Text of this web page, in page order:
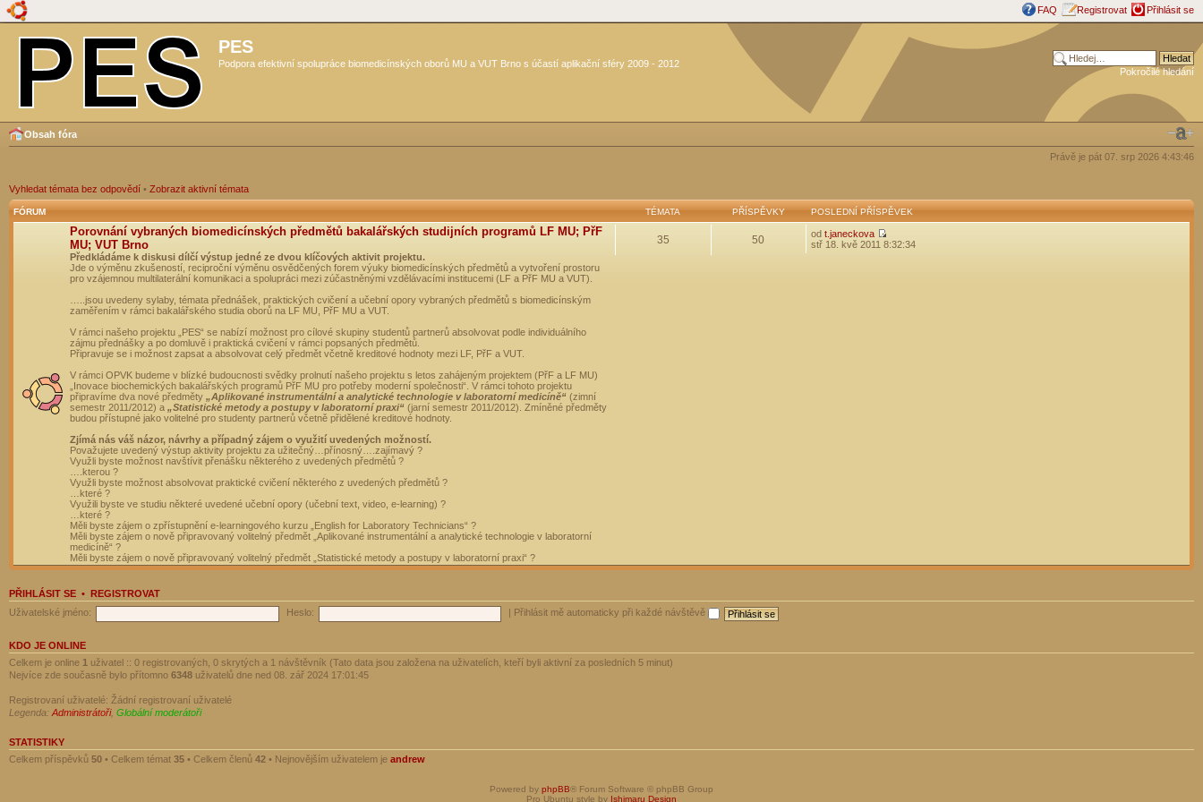
FAQ Registrovat Přihlásit se
PES
Podpora efektivní spolupráce biomedicínských oborů MU a VUT Brno s účastí aplikační sféry 2009 - 2012
Pokročilé hledání
Obsah fóra
Právě je pát 07. srp 2026 4:43:46
Vyhledat témata bez odpovědí • Zobrazit aktivní témata
FÓRUM TÉMATA PŘÍSPĚVKY POSLEDNÍ PŘÍSPĚVEK
Porovnání vybraných biomedicínských předmětů bakalářských studijních programů LF MU; PřF
MU; VUT Brno
Předkládáme k diskusi dílčí výstup jedné ze dvou klíčových aktivit projektu.
Jde o výměnu zkušeností, reciproční výměnu osvědčených forem výuky biomedicínských předmětů a vytvoření prostoru
pro vzájemnou multilaterální komunikaci a spolupráci mezi zúčastněnými vzdělávacími institucemi (LF a PřF MU a VUT).
…..jsou uvedeny sylaby, témata přednášek, praktických cvičení a učební opory vybraných předmětů s biomedicínským
zaměřením v rámci bakalářského studia oborů na LF MU, PřF MU a VUT.
V rámci našeho projektu „PES“ se nabízí možnost pro cílové skupiny studentů partnerů absolvovat podle individuálního
zájmu přednášky a po domluvě i praktická cvičení v rámci popsaných předmětů.
Připravuje se i možnost zapsat a absolvovat celý předmět včetně kreditové hodnoty mezi LF, PřF a VUT.
V rámci OPVK budeme v blízké budoucnosti svědky prolnutí našeho projektu s letos zahájeným projektem (PřF a LF MU)
„Inovace biochemických bakalářských programů PřF MU pro potřeby moderní společnosti“. V rámci tohoto projektu
připravíme dva nové předměty „Aplikované instrumentální a analytické technologie v laboratorní medicíně“ (zimní
semestr 2011/2012) a „Statistické metody a postupy v laboratorní praxi“ (jarní semestr 2011/2012). Zmíněné předměty
budou přístupné jako volitelné pro studenty partnerů včetně přidělené kreditové hodnoty.
Zjímá nás váš názor, návrhy a případný zájem o využití uvedených možností.
Považujete uvedený výstup aktivity projektu za užitečný…přínosný….zajímavý ?
Využli byste možnost navštívit přenášku některého z uvedených předmětů ?
….kterou ?
Využli byste možnost absolvovat praktické cvičení některého z uvedených předmětů ?
…které ?
Využili byste ve studiu některé uvedené učební opory (učební text, video, e-learning) ?
…které ?
Měli byste zájem o zpřístupnění e-learningového kurzu „English for Laboratory Technicians“ ?
Měli byste zájem o nově připravovaný volitelný předmět „Aplikované instrumentální a analytické technologie v laboratorní
medicíně“ ?
Měli byste zájem o nově připravovaný volitelný předmět „Statistické metody a postupy v laboratorní praxi“ ?
35 50 od t.janeckova
stř 18. kvě 2011 8:32:34
PŘIHLÁSIT SE • REGISTROVAT
Uživatelské jméno:
Heslo: Přihlásit mě automaticky při každé návštěvě
KDO JE ONLINE
Celkem je online 1 uživatel :: 0 registrovaných, 0 skrytých a 1 návštěvník (Tato data jsou založena na uživatelích, kteří byli aktivní za posledních 5 minut)
Nejvíce zde současně bylo přítomno 6348 uživatelů dne ned 08. zář 2024 17:01:45
Registrovaní uživatelé: Žádní registrovaní uživatelé
Legenda: Administrátoři, Globální moderátoři
STATISTIKY
Celkem příspěvků 50 • Celkem témat 35 • Celkem členů 42 • Nejnovějším uživatelem je andrew
Powered by phpBB® Forum Software © phpBB Group
Pro Ubuntu style by Ishimaru Design